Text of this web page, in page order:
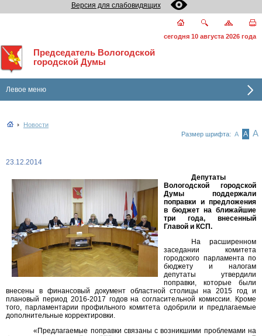
Версия для слабовидящих
сегодня 10 августа 2026 года
Председатель Вологодской
городской Думы
Левое меню
Новости
Размер шрифта: А А А
23.12.2014
Депутаты
Вологодской городской
Думы поддержали
поправки и предложения
в бюджет на ближайшие
три года, внесенный
Главой и КСП.
На расширенном
заседании комитета
городского парламента по
бюджету и налогам
депутаты утвердили
поправки, которые были
внесены в финансовый документ областной столицы на 2015 год и
плановый период 2016-2017 годов на согласительной комиссии. Кроме
того, парламентарии профильного комитета одобрили и предлагаемые
дополнительные корректировки.
«Предлагаемые поправки связаны с возникшими проблемами на